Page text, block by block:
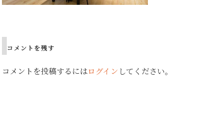
コメントを残す
コメントを投稿するにはログイン してください。